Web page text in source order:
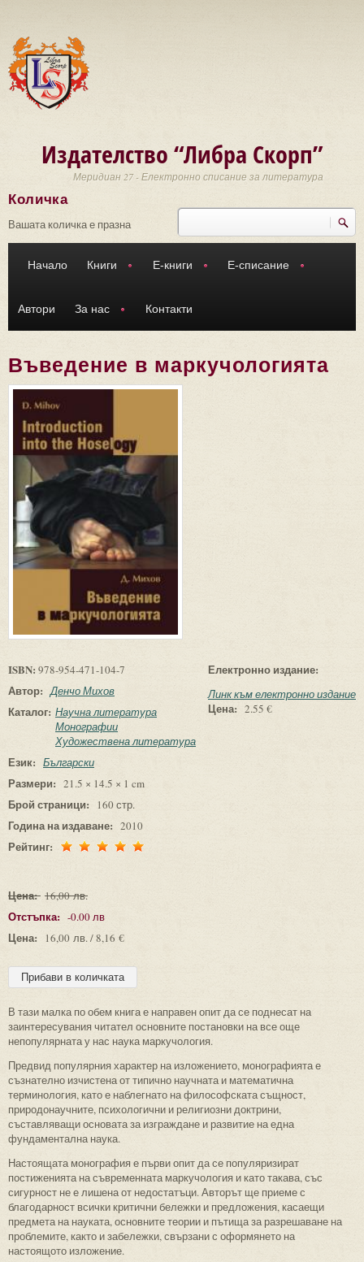
Издателство “Либра Скорп”
Меридиан 27 - Електронно списание за литература
Търси
Количка
Вашата количка е празна
Начало Книги Е-книги Е-списание
Автори За нас Контакти
Въведение в маркучологията
ISBN: 978-954-471-104-7
Автор: Денчо Михов
Каталог: Научна литература
Монографии
Художествена литература
Език: Български
Размери: 21.5 × 14.5 × 1 cm
Брой страници: 160 стр.
Година на издаване: 2010
Рейтинг:
Цена: 16,00 лв.
Отстъпка: -0.00 лв
Цена: 16,00 лв. / 8,16 €
Електронно издание:
Линк към електронно издание
Цена: 2.55 €
В тази малка по обем книга е направен опит да се поднесат на
заинтересувания читател основните постановки на все още
непопулярната у нас наука маркучология.
Предвид популярния характер на изложението, монографията е
съзнателно изчистена от типично научната и математична
терминология, като е наблегнато на философската същност,
природонаучните, психологични и религиозни доктрини,
съставляващи основата за изграждане и развитие на една
фундаментална наука.
Настоящата монография е първи опит да се популяризират
постиженията на съвременната маркучология и като такава, със
сигурност не е лишена от недостатъци. Авторът ще приеме с
благодарност всички критични бележки и предложения, касаещи
предмета на науката, основните теории и пътища за разрешаване на
проблемите, както и забележки, свързани с оформянето на
настоящото изложение.